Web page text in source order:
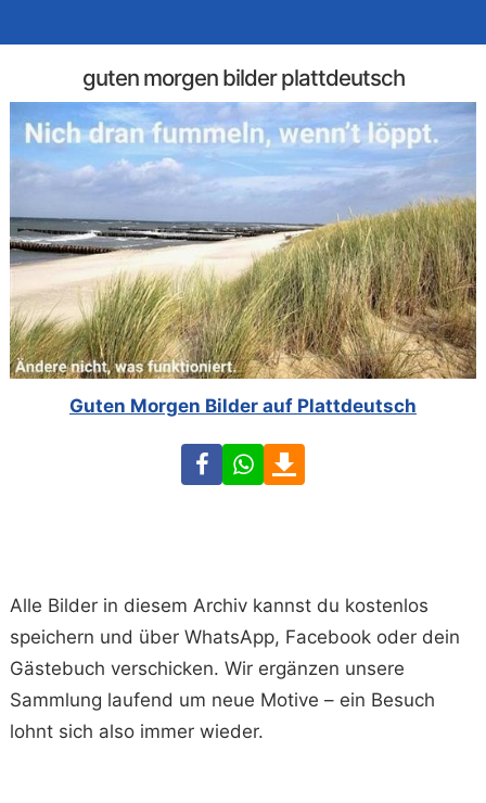
guten morgen bilder plattdeutsch
Guten Morgen Bilder auf Plattdeutsch
FacebookWhatsApp
Alle Bilder in diesem Archiv kannst du kostenlos
speichern und über WhatsApp, Facebook oder dein
Gästebuch verschicken. Wir ergänzen unsere
Sammlung laufend um neue Motive – ein Besuch
lohnt sich also immer wieder.